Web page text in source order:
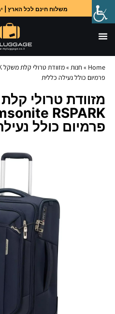
משלוח חינם לכל הארץ |
Home
» חנות »
פרמיום כולל נעילה כללית
מזוודת טרולי
פרמיום כולל